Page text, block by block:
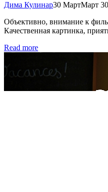
Дима Кулинар30 МартМарт 30
Объективно, внимание к
Качественная картинка,
Read more